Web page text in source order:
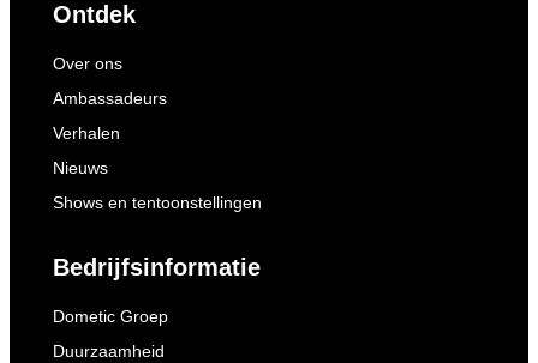
Ontdek
Over ons
Ambassadeurs
Verhalen
Nieuws
Shows en tentoonstellingen
Bedrijfsinformatie
Dometic Groep
Duurzaamheid